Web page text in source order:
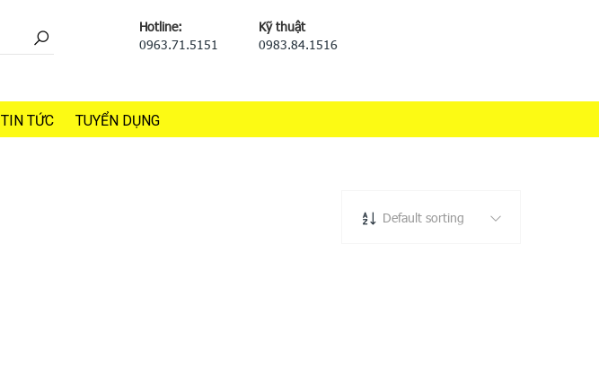
Hotline:
0963.71.5151
Kỹ thuật
0983.84.1516
TIN TỨC TUYỂN DỤNG
Default sorting